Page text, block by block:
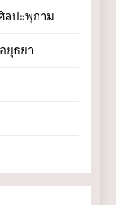
ลปะพุกาม
ยุธยา